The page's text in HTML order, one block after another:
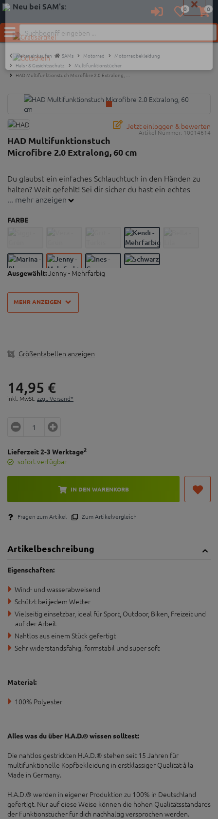
AnmeldenMerkzettel
aufklappen
0 0
Menü
Weiter einkaufen SAMs Motorrad
Motorradbekleidung
Hals - & Gesichtsschutz
Multifunktionstücher
HAD Multifunktionstuch Microfibre 2.0 Extralong, …
Jetzt einloggen & bewerten
Artikel-Nummer: 10014614
HAD Multifunktionstuch
Microfibre 2.0 Extralong, 60 cm
Du glaubst ein einfaches Schlauchtuch in den Händen zu
halten? Weit gefehlt! Sei dir sicher du hast ein echtes
Qualitätsprodukt vor dir, das vieles kann und dabei noch
Bis zu 40°C waschbar
Microfaser-Funktionstuch mit einer Total-Wear-
Comfort-Ausrüstung
Atmungsaktiv
... mehr anzeigen
FARBE
Ausgewählt:Jenny - Mehrfarbig
MEHR ANZEIGEN
Größentabellen anzeigen
14,95 €
inkl. MwSt. zzgl. Versand*
Lieferzeit 2-3 Werktage2
sofort verfügbar
IN DEN WARENKORB
Fragen zum Artikel Zum Artikelvergleich
Artikelbeschreibung
Eigenschaften:
Wind- und wasserabweisend
Schützt bei jedem Wetter
Vielseitig einsetzbar, ideal für Sport, Outdoor, Biken, Freizeit und
auf der Arbeit
Nahtlos aus einem Stück gefertigt
Sehr widerstandsfähig, formstabil und super soft
Material:
100% Polyester
Alles was du über H.A.D.® wissen solltest:
Die nahtlos gestrickten H.A.D.® stehen seit 15 Jahren für
multifunktionelle Kopfbekleidung in erstklassiger Qualität à la
Made in Germany.
H.A.D.® werden in eigener Produktion zu 100% in Deutschland
gefertigt. Nur auf diese Weise können die hohen Qualitätsstandards
der Funktionstücher für dich nachhaltig versprochen werden.
Neu bei SAM's: